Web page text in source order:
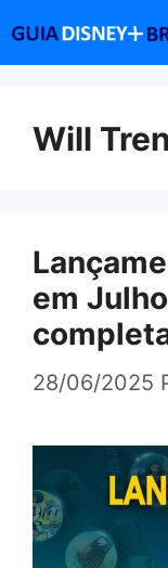
conteúdo
Will
em
28/06/2025